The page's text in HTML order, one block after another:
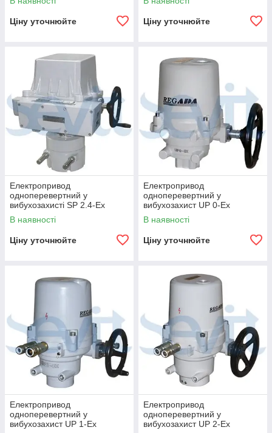
Ціну уточнюйте Ціну уточнюйте
Електропривод
одноперевертний у
вибухозахисті SP 2.4-Ex
В наявності
Ціну уточнюйте
Електропривод
одноперевертний у
вибухозахист UP 0-Ex
В наявності
Ціну уточнюйте
Електропривод
одноперевертний у
вибухозахист UP 1-Ex
Електропривод
одноперевертний у
вибухозахист UP 2-Ex